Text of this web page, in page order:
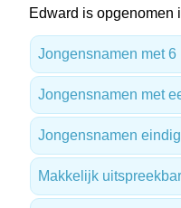
Edward is opgenomen
Jongensnamen met 6
Jongensnamen met
Jongensnamen
Makkelijk